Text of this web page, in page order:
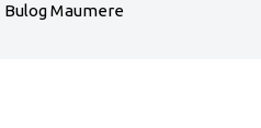
Bulog Maumere